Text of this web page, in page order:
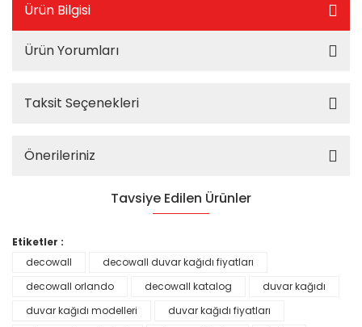
Ürün Bilgisi
Ürün Yorumları
Taksit Seçenekleri
Önerileriniz
Tavsiye Edilen Ürünler
Etiketler :
decowall
decowall duvar kağıdı fiyatları
decowall orlando
decowall katalog
duvar kağıdı
duvar kağıdı modelleri
duvar kağıdı fiyatları